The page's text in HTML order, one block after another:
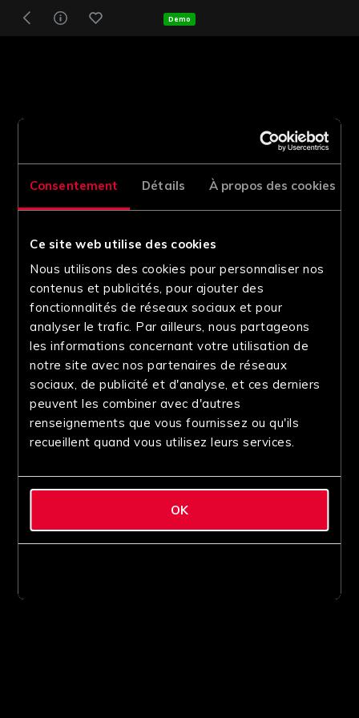
Consentement Détails À propos des cookies
Ce site web utilise des cookies
Nous utilisons des cookies pour personnaliser nos
contenus et publicités, pour ajouter des
fonctionnalités de réseaux sociaux et pour
analyser le trafic. Par ailleurs, nous partageons
les informations concernant votre utilisation de
notre site avec nos partenaires de réseaux
sociaux, de publicité et d'analyse, et ces derniers
peuvent les combiner avec d'autres
renseignements que vous fournissez ou qu'ils
recueillent quand vous utilisez leurs services.
OK
Demo